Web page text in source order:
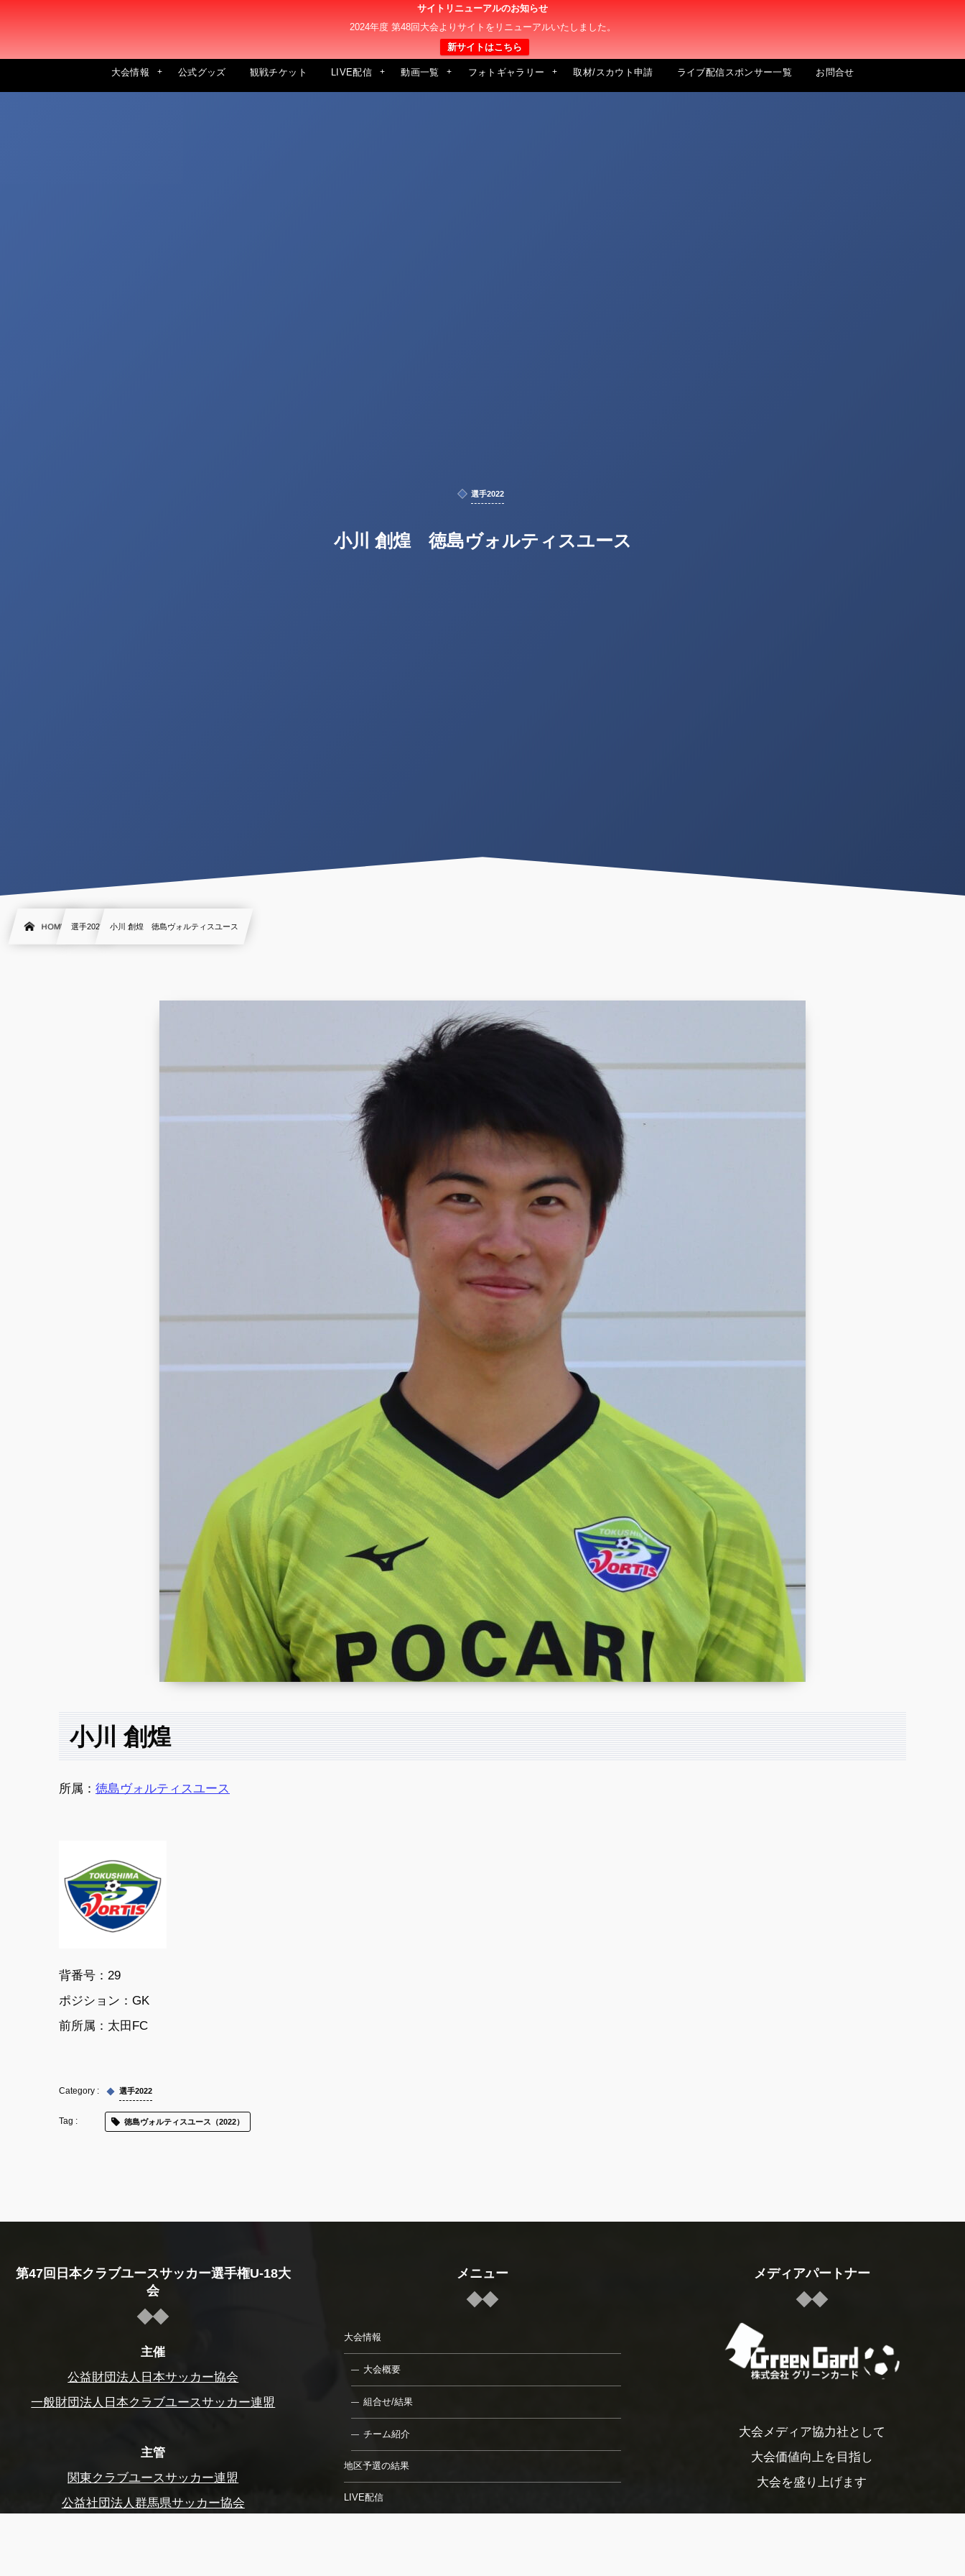
サイトリニューアルのお知らせ
2024年度 第48回大会よりサイトをリニューアルいたしました。
新サイトはこちら
大会情報 公式グッズ 観戦チケット LIVE配信 動画一覧 フォトギャラリー 取材/スカウト申請 ライブ配信スポンサー一覧 お問合せ
選手2022
小川 創煌 徳島ヴォルティスユース
HOME 選手2022 小川 創煌 徳島ヴォルティスユース
小川 創煌
所属： 徳島ヴォルティスユース
背番号：29
ポジション：GK
前所属：太田FC
選手2022
徳島ヴォルティスユース（2022）
第47回日本クラブユースサッカー選手権U-18大
会
主催
公益財団法人日本サッカー協会
一般財団法人日本クラブユースサッカー連盟
主管
関東クラブユースサッカー連盟
公益社団法人群馬県サッカー協会
メニュー
大会情報
大会概要
組合せ/結果
チーム紹介
地区予選の結果
LIVE配信
メディアパートナー
大会メディア協力社として
大会価値向上を目指し
大会を盛り上げます